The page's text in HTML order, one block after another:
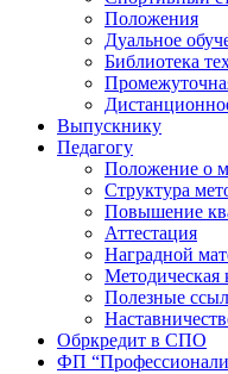
Положения
Дуальное
Библиотека
Выпускнику
Педагогу
Положение о
Структура
Повышение
Аттестация
Наградной
Методическая
Полезные
Обркредит в СПО
ФП